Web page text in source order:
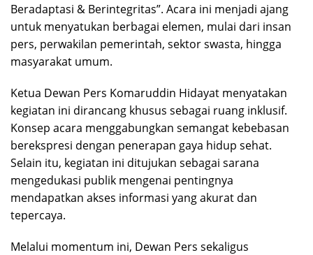
Beradaptasi & Berintegritas”. Acara ini menjadi ajang
untuk menyatukan berbagai elemen, mulai dari insan
pers, perwakilan pemerintah, sektor swasta, hingga
masyarakat umum.
Ketua Dewan Pers Komaruddin Hidayat menyatakan
kegiatan ini dirancang khusus sebagai ruang inklusif.
Konsep acara menggabungkan semangat kebebasan
berekspresi dengan penerapan gaya hidup sehat.
Selain itu, kegiatan ini ditujukan sebagai sarana
mengedukasi publik mengenai pentingnya
mendapatkan akses informasi yang akurat dan
tepercaya.
Melalui momentum ini, Dewan Pers sekaligus